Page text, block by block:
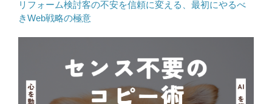
リフォーム検討客の不安を信頼に変える、最初にやるべ
きWeb戦略の極意